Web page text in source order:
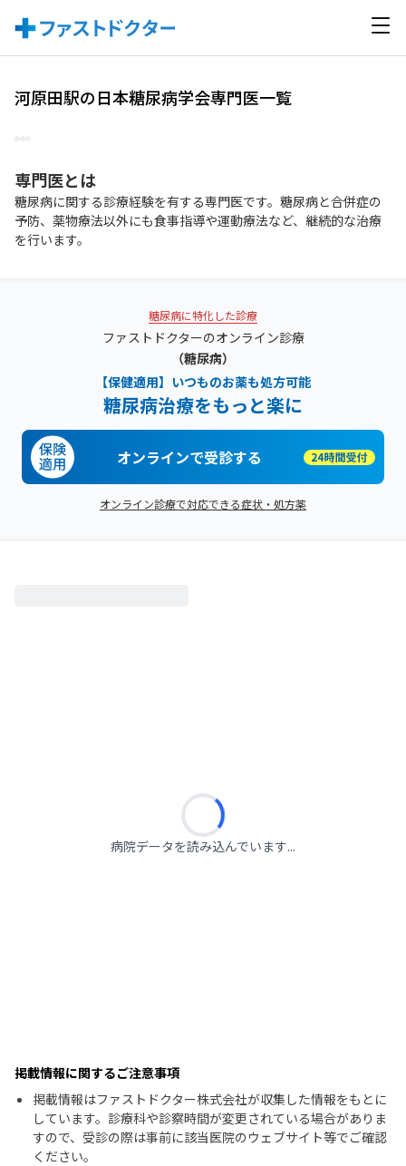
河原田駅の日本糖尿病学会専門医一覧
専門医とは
糖尿病に関する診療経験を有する専門医です。糖尿病と合併症の
予防、薬物療法以外にも食事指導や運動療法など、継続的な治療
を行います。
糖尿病に特化した診療
ファストドクターのオンライン診療
（糖尿病）
【保健適用】いつものお薬も処方可能
糖尿病治療をもっと楽に
オンラインで受診する
オンライン診療で対応できる症状・処方薬
病院データを読み込んでいます...
掲載情報に関するご注意事項
掲載情報はファストドクター株式会社が収集した情報をもとに
しています。診療科や診察時間が変更されている場合がありま
すので、受診の際は事前に該当医院のウェブサイト等でご確認
ください。